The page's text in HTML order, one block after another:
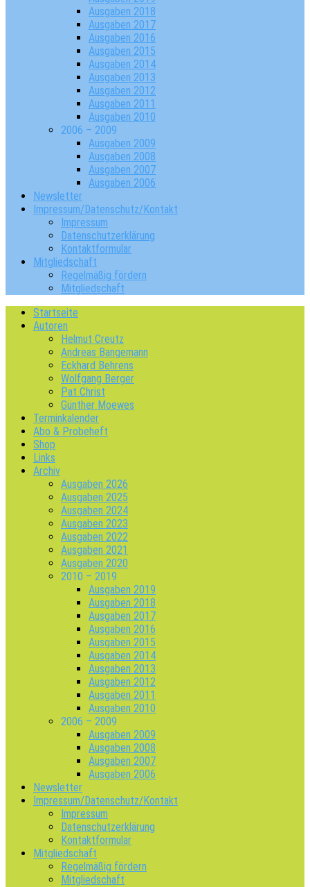
Ausgaben 2018
Ausgaben 2017
Ausgaben 2016
Ausgaben 2015
Ausgaben 2014
Ausgaben 2013
Ausgaben 2012
Ausgaben 2011
Ausgaben 2010
2006 – 2009
Ausgaben 2009
Ausgaben 2008
Ausgaben 2007
Ausgaben 2006
Newsletter
Impressum/Datenschutz/Kontakt
Impressum
Datenschutzerklärung
Kontaktformular
Mitgliedschaft
Regelmäßig fördern
Mitgliedschaft
Startseite
Autoren
Helmut Creutz
Andreas Bangemann
Eckhard Behrens
Wolfgang Berger
Pat Christ
Günther Moewes
Terminkalender
Abo & Probeheft
Shop
Links
Archiv
Ausgaben 2026
Ausgaben 2025
Ausgaben 2024
Ausgaben 2023
Ausgaben 2022
Ausgaben 2021
Ausgaben 2020
2010 – 2019
Ausgaben 2019
Ausgaben 2018
Ausgaben 2017
Ausgaben 2016
Ausgaben 2015
Ausgaben 2014
Ausgaben 2013
Ausgaben 2012
Ausgaben 2011
Ausgaben 2010
2006 – 2009
Ausgaben 2009
Ausgaben 2008
Ausgaben 2007
Ausgaben 2006
Newsletter
Impressum/Datenschutz/Kontakt
Impressum
Datenschutzerklärung
Kontaktformular
Mitgliedschaft
Regelmäßig fördern
Mitgliedschaft